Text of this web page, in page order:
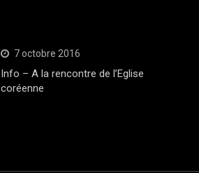
7 octobre 2016
Info – A la rencontre de l’Eglise
coréenne